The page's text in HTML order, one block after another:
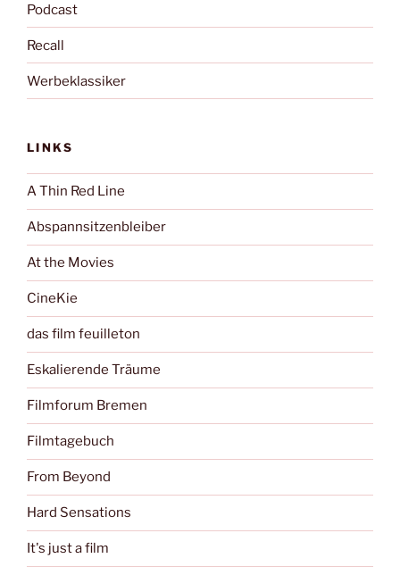
Podcast
Recall
Werbeklassiker
LINKS
A Thin Red Line
Abspannsitzenbleiber
At the Movies
CineKie
das film feuilleton
Eskalierende Träume
Filmforum Bremen
Filmtagebuch
From Beyond
Hard Sensations
It's just a film